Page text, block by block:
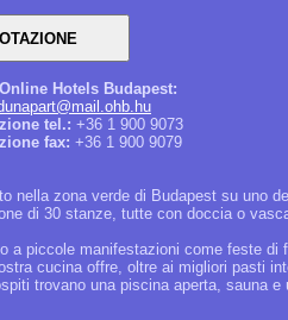
Hotels Budapest:
tel.: +36 1 900 9073
fax: +36 1 900 9079
nella zona verde di Budapest su uno
di 30 stanze, tutte con doccia o
a piccole manifestazioni come feste
cucina offre, oltre ai migliori pasti
trovano una piscina aperta, sauna